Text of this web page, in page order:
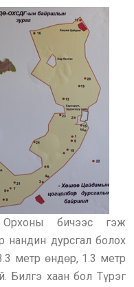
бичээс гэж
нандин дурсгал болох
метр өндөр, 1.3 метр
Билгэ хаан бол Түрэг